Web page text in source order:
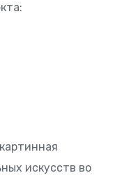
искусств во